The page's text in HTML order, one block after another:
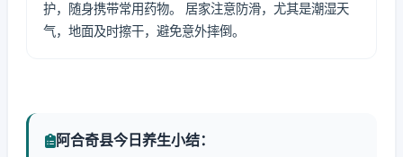
护，随身携带常用药物。 居家注意防滑，尤其是潮湿天
气，地面及时擦干，避免意外摔倒。
阿合奇县今日养生小结：